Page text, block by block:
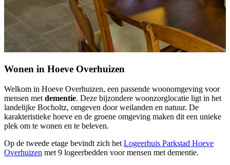
Wonen in Hoeve Overhuizen
Welkom in Hoeve Overhuizen, een passende woonomgeving voor
mensen met dementie. Deze bijzondere woonzorglocatie ligt in het
landelijke Bocholtz, omgeven door weilanden en natuur. De
karakteristieke hoeve en de groene omgeving maken dit een unieke
plek om te wonen en te beleven.
Op de tweede etage bevindt zich het Logeerhuis Parkstad Hoeve
Overhuizen met 9 logeerbedden voor mensen met dementie.